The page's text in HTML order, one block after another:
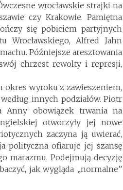
wrocławskie strajki na
czy Krakowie. Pamiętna
się pobiciem partyjnych
Wrocławskiego, Alfred Jahn
Późniejsze aresztowania
chrzest rewolty i represji,
okres wyroku z zawieszeniem,
innych podziałów. Piotr
Anny obowiązek trwania na
otworzyły jej nowe
zaczyna ją uwierać,
polityczna ofiaruje jej szansę
marazmu. Podejmują decyzję
jak wygląda „normalne”